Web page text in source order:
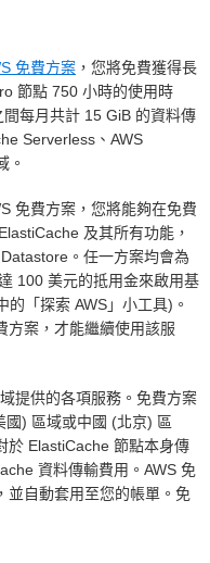
免費方案 ，您將免費獲得長
節點 750 小時的使用時
每月共計 15 GiB 的資料傳
Serverless、AWS
。
免費方案，您將能夠在免費
及其所有功能，
。任一方案均會為
100 美元的抵用金來啟用基
「探索 AWS」小工具)。
方案，才能繼續使用該服
提供的各項服務。免費方案
國) 區域或中國 (北京) 區
於 ElastiCache 節點本身傳
資料傳輸費用。AWS 免
並自動套用至您的帳單。免